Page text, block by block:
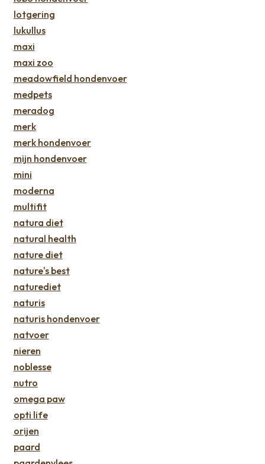
lotgering
lukullus
maxi
maxi zoo
meadowfield hondenvoer
medpets
meradog
merk
merk hondenvoer
mijn hondenvoer
mini
moderna
multifit
natura diet
natural health
nature diet
nature's best
naturediet
naturis
naturis hondenvoer
natvoer
nieren
noblesse
nutro
omega paw
opti life
orijen
paard